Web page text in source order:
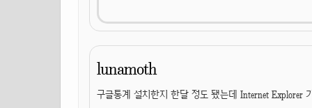
lunamoth
구글통계 설치한지 한달 정도 됐는데 Internet Explorer